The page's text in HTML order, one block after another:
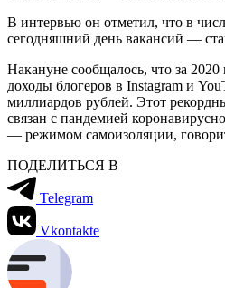
В интервью он отметил, что в
сегодняшний день вакансий —
Накануне сообщалось, что за
доходы блогеров в Instagram и
миллиардов рублей. Этот
связан с пандемией
— режимом самоизоляции,
ПОДЕЛИТЬСЯ В
Telegram
Vkontakte